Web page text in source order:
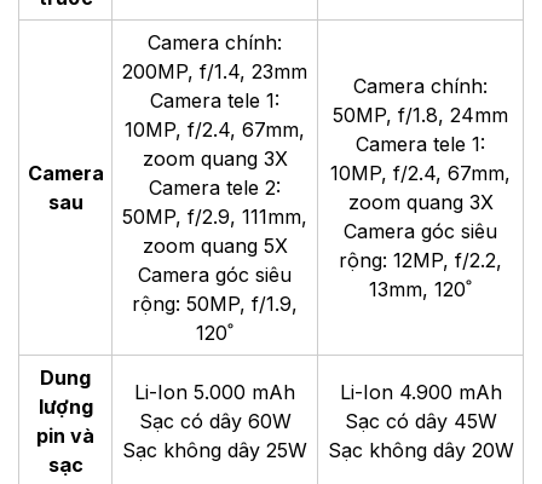
Camera
sau
Camera chính:
200MP, f/1.4, 23mm
Camera tele 1:
10MP, f/2.4, 67mm,
zoom quang 3X
Camera tele 2:
50MP, f/2.9, 111mm,
zoom quang 5X
Camera góc siêu
rộng: 50MP, f/1.9,
120˚
Camera chính:
50MP, f/1.8, 24mm
Camera tele 1:
10MP, f/2.4, 67mm,
zoom quang 3X
Camera góc siêu
rộng: 12MP, f/2.2,
13mm, 120˚
Dung
lượng
pin và
sạc
Li-Ion 5.000 mAh
Sạc có dây 60W
Sạc không dây 25W
Li-Ion 4.900 mAh
Sạc có dây 45W
Sạc không dây 20W